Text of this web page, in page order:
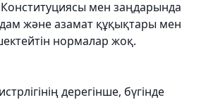
мен заңдарында
және азамат құқықтары мен
нормалар жоқ.
дерегінше, бүгінде